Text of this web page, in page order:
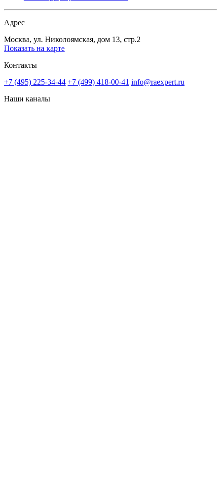
Адрес
Москва, ул. Николоямская, дом 13, стр.2
Показать на карте
Контакты
+7 (495) 225-34-44 +7 (499) 418-00-41 info@raexpert.ru
Наши каналы